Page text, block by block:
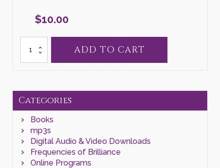
Categories
Books
mp3s
Digital Audio & Video Downloads
Frequencies of Brilliance
Online Programs
$10.00
Letting
Go,
ADD TO CART